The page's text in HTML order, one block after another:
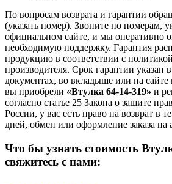
По вопросам возврата и гарантии
(указать номер). Звоните по номерам,
официальном сайте, и мы оперативно
необходимую поддержку. Гарантия
продукцию в соответствии с
производителя. Срок гарантии указан
документах, во вкладыше или на сайте
вы приобрели «Втулка 64-14-319» и
согласно статье 25 Закона о защите
России, у вас есть право на возврат в
дней, обмен или оформление заказа на
Что бы узнать стоимость
свяжитесь с нами: